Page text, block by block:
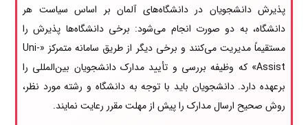
پذیرش دانشجویان در دانشگاه‌های آلمان بر اساس سیاست هر
دانشگاه، به دو صورت انجام می‌شود: برخی دانشگاه‌ها پذیرش را
مستقیماً مدیریت می‌کنند و برخی دیگر از طریق سامانه متمرکز «Uni-
Assist» که وظیفه بررسی و تأیید مدارک دانشجویان بین‌المللی را
برعهده دارد. دانشجویان باید با توجه به دانشگاه و رشته مورد نظر،
روش صحیح ارسال مدارک را پیش از مهلت مقرر رعایت نمایند.